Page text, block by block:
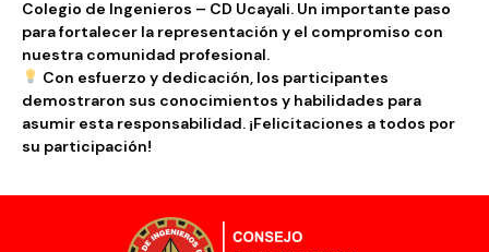
Colegio de Ingenieros – CD Ucayali. Un importante paso
para fortalecer la representación y el compromiso con
nuestra comunidad profesional.
Con esfuerzo y dedicación, los participantes
demostraron sus conocimientos y habilidades para
asumir esta responsabilidad. ¡Felicitaciones a todos por
su participación!